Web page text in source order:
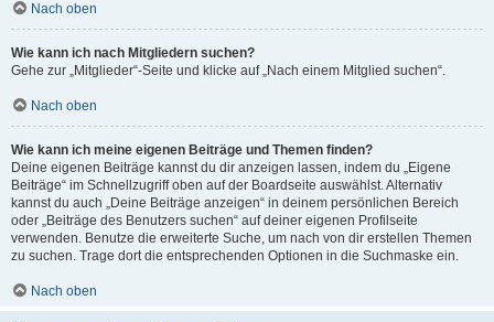
Nach oben
Wie kann ich nach Mitgliedern suchen?
Gehe zur „Mitglieder“-Seite und klicke auf „Nach einem Mitglied suchen“.
Nach oben
Wie kann ich meine eigenen Beiträge und Themen finden?
Deine eigenen Beiträge kannst du dir anzeigen lassen, indem du „Eigene
Beiträge“ im Schnellzugriff oben auf der Boardseite auswählst. Alternativ
kannst du auch „Deine Beiträge anzeigen“ in deinem persönlichen Bereich
oder „Beiträge des Benutzers suchen“ auf deiner eigenen Profilseite
verwenden. Benutze die erweiterte Suche, um nach von dir erstellen Themen
zu suchen. Trage dort die entsprechenden Optionen in die Suchmaske ein.
Nach oben